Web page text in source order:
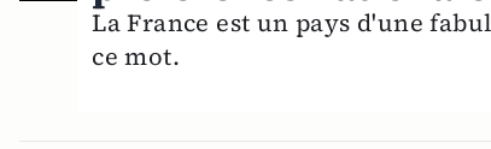
La France est un pays d'une
ce mot.